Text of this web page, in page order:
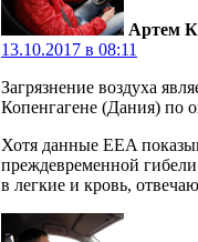
Артем
13.10.2017 в 08:11
Загрязнение воздуха
Копенгагене (Дания) по
Хотя данные EEA
преждевременной
в легкие и кровь,